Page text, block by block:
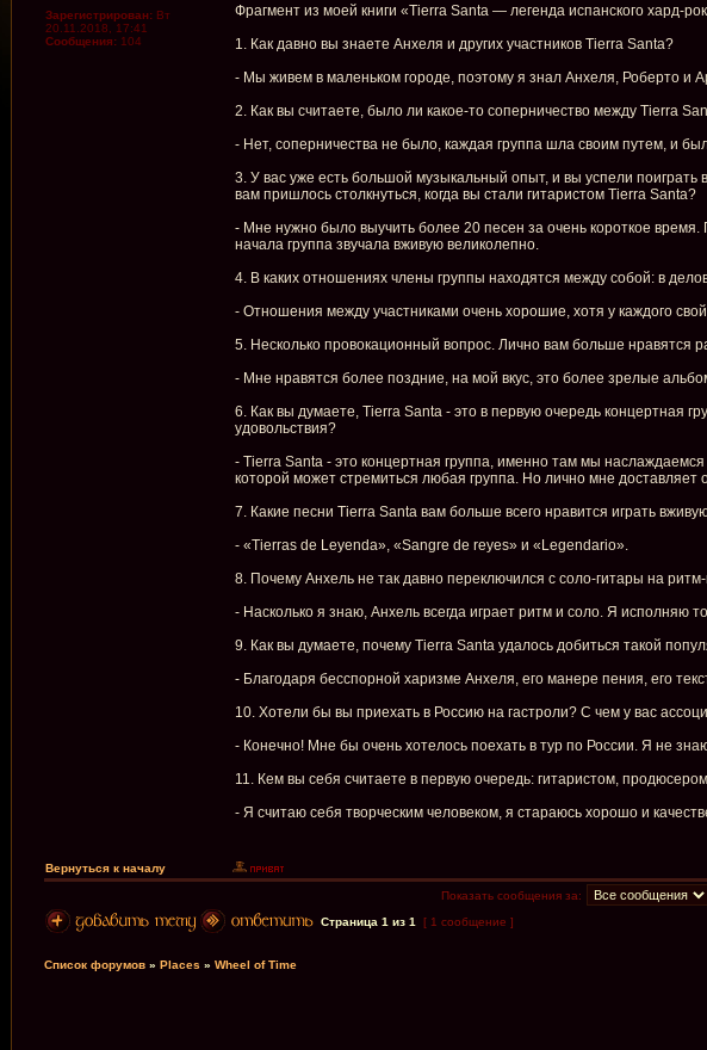
Зарегистрирован: Вт
20.11.2018, 17:41
Сообщения: 104
Фрагмент из моей книги «Tierra Santa — легенда испанского хард-
1. Как давно вы знаете Анхеля и других участников Tierra Santa?
- Мы живем в маленьком городе, поэтому я знал Анхеля, Роберто и
2. Как вы считаете, было ли какое-то соперничество между Tierra
- Нет, соперничества не было, каждая группа шла своим путем, и
3. У вас уже есть большой музыкальный опыт, и вы успели
вам пришлось столкнуться, когда вы стали гитаристом Tierra Santa?
- Мне нужно было выучить более 20 песен за очень короткое
начала группа звучала вживую великолепно.
4. В каких отношениях члены группы находятся между собой: в
- Отношения между участниками очень хорошие, хотя у каждого
5. Несколько провокационный вопрос. Лично вам больше нравятся
- Мне нравятся более поздние, на мой вкус, это более зрелые
6. Как вы думаете, Tierra Santa - это в первую очередь концертная
удовольствия?
- Tierra Santa - это концертная группа, именно там мы
которой может стремиться любая группа. Но лично мне доставляет
7. Какие песни Tierra Santa вам больше всего нравится играть
- «Tierras de Leyenda», «Sangre de reyes» и «Legendario».
8. Почему Aнхель не так давно переключился с соло-гитары на
- Насколько я знаю, Анхель всегда играет ритм и соло. Я исполняю
9. Как вы думаете, почему Tierra Santa удалось добиться такой
- Благодаря бесспорной харизме Анхеля, его манере пения, его
10. Хотели бы вы приехать в Россию на гастроли? С чем у вас
- Конечно! Мне бы очень хотелось поехать в тур по России. Я не
11. Кем вы себя считаете в первую очередь: гитаристом,
- Я считаю себя творческим человеком, я стараюсь хорошо и
Вернуться к началу
Показать сообщения за:
Страница 1 из 1 [ 1 сообщение ]
Список форумов » Places » Wheel of Time